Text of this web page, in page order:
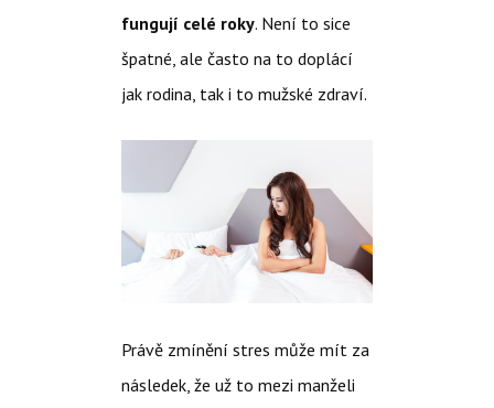
fungují celé roky. Není to sice
špatné, ale často na to doplácí
jak rodina, tak i to mužské zdraví.
Právě zmínění stres může mít za
následek, že už to mezi manželi